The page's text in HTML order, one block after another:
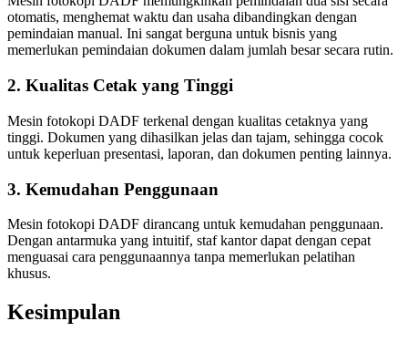
otomatis, menghemat waktu dan usaha dibandingkan dengan
pemindaian manual. Ini sangat berguna untuk bisnis yang
memerlukan pemindaian dokumen dalam jumlah besar secara rutin.
2. Kualitas Cetak yang Tinggi
Mesin fotokopi DADF terkenal dengan kualitas cetaknya yang
tinggi. Dokumen yang dihasilkan jelas dan tajam, sehingga cocok
untuk keperluan presentasi, laporan, dan dokumen penting lainnya.
3. Kemudahan Penggunaan
Mesin fotokopi DADF dirancang untuk kemudahan penggunaan.
Dengan antarmuka yang intuitif, staf kantor dapat dengan cepat
menguasai cara penggunaannya tanpa memerlukan pelatihan
khusus.
Kesimpulan